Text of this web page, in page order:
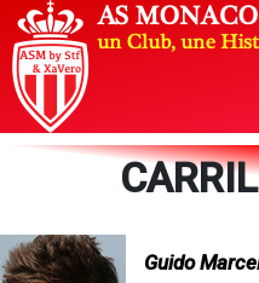
Guido